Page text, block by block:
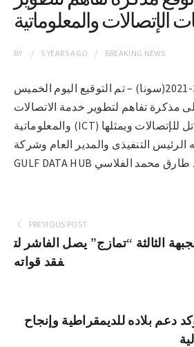
BY 5 YEARSAGO BREAKING NEWS
الخرطوم 18-3-2021(سونا) – تم التوقيع اليوم الخميس
مذكرة تفاهم لتطوير خدمة الاتصالات
والمعلوماتية (ICT) بين مجموعة سوداتل للإتصالات ويمثلها
التنفيذى والمدير العام وشركة
PREVIOUS POST
الثالثة “تمازج” يصل الفاشر لت
فقد قواته
دعم بلاده للديمقراطية وإنجاح